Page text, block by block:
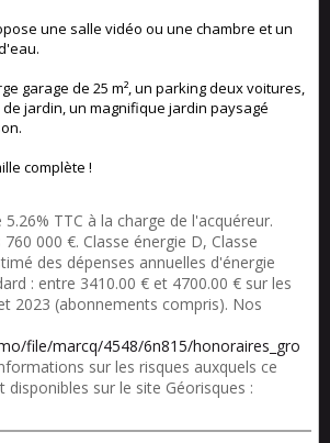
une salle vidéo ou une chambre et un
garage de 25 m², un parking deux voitures,
jardin, un magnifique jardin paysagé
complète !
TTC à la charge de l'acquéreur.
000 €. Classe énergie D, Classe
des dépenses annuelles d'énergie
: entre 3410.00 € et 4700.00 € sur les
2023 (abonnements compris). Nos
file/marcq/4548/6n815/honoraires_gro
sur les risques auxquels ce
disponibles sur le site Géorisques :